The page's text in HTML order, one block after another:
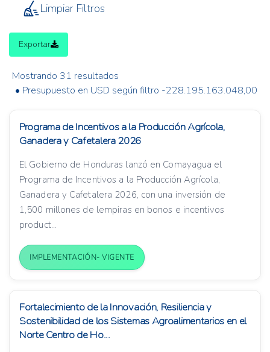
Limpiar Filtros
Exportar
Mostrando 31 resultados
• Presupuesto en USD según filtro -228.195.163.048,00
Programa de Incentivos a la Producción Agrícola,
Ganadera y Cafetalera 2026
El Gobierno de Honduras lanzó en Comayagua el
Programa de Incentivos a la Producción Agrícola,
Ganadera y Cafetalera 2026, con una inversión de
1,500 millones de lempiras en bonos e incentivos
product...
IMPLEMENTACIÓN- VIGENTE
Fortalecimiento de la Innovación, Resiliencia y
Sostenibilidad de los Sistemas Agroalimentarios en el
Norte Centro de Ho...